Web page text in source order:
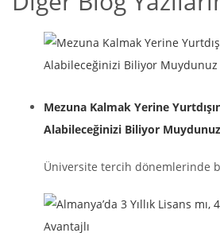
Mezuna Kalmak Yerine
Alabileceğinizi Biliyor
Üniversite tercih dönemlerinde